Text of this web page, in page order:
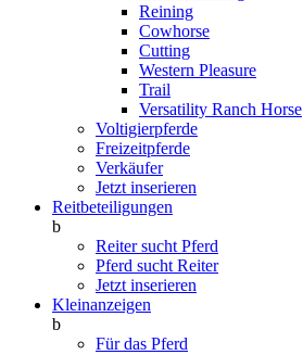
Reining
Cowhorse
Cutting
Western Pleasure
Trail
Versatility Ranch Horse
Voltigierpferde
Freizeitpferde
Verkäufer
Jetzt inserieren
Reitbeteiligungen
b
Reiter sucht Pferd
Pferd sucht Reiter
Jetzt inserieren
Kleinanzeigen
b
Für das Pferd